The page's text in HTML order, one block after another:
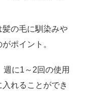
の毛に馴染みや
ポイント。
に1～2回の使用
れることができ